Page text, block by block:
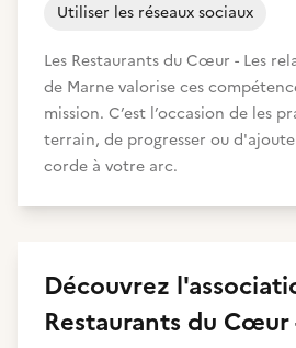
Utiliser les réseaux sociaux
Les Restaurants du Cœur - Les
de Marne valorise ces
mission. C’est l’occasion de les
terrain, de progresser ou
corde à votre arc.
Découvrez
Restaurants du Cœur